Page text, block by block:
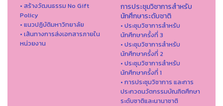
• สร้างวัฒนธรรม No Gift
Policy
• แนวปฏิบัติมหาวิทยาลัย
• เส้นทางการส่งเอกสารภายใน
หน่วยงาน
การประชุมวิชาการสำหรับ
นักศึกษาระดับชาติ
• ประชุมวิชาการสำหรับ
นักศึกษาครั้งที่ 3
• ประชุมวิชาการสำหรับ
นักศึกษาครั้งที่ 2
• ประชุมวิชาการสำหรับ
นักศึกษาครั้งที่ 1
• การประชุมวิชาการ และการ
ประกวดนวัตกรรมบัณฑิตศึกษา
ระดับชาติและนานาชาติ